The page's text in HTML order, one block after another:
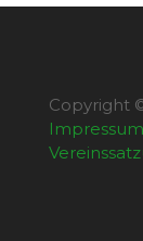
Copyright
Impressum